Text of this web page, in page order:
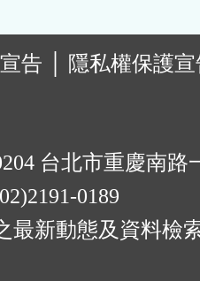
告
隱私權保護
台北市重慶南路
0189
最新動態及資料檢